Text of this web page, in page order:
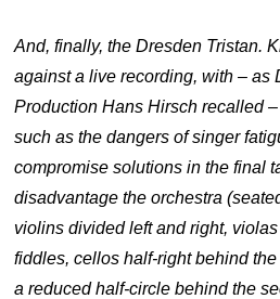
And, finally, the Dresden Tristan.
against a live recording, with – as
Production Hans Hirsch recalled
such as the dangers of singer
compromise solutions in the final
disadvantage the orchestra
violins divided left and right,
fiddles, cellos half-right behind
a reduced half-circle behind the